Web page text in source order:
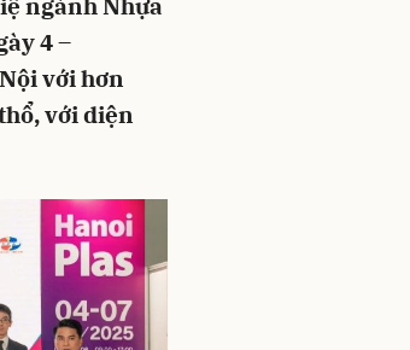
ngành Nhựa
4 –
với hơn
với diện